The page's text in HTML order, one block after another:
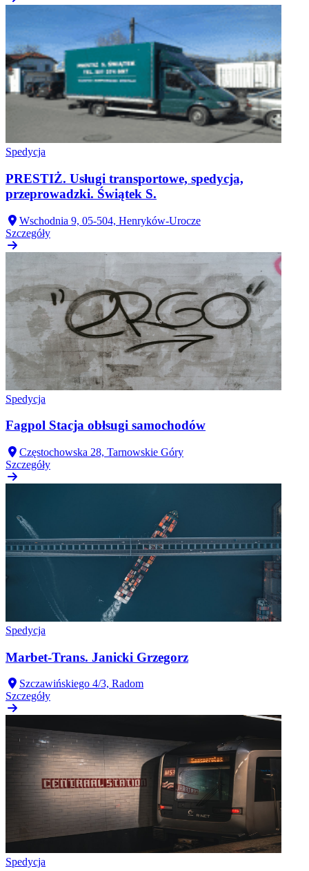
Spedycja
PRESTIŻ. Usługi transportowe, spedycja,
przeprowadzki. Świątek S.
Wschodnia 9, 05-504, Henryków-Urocze
Szczegóły
Spedycja
Fagpol Stacja obłsugi samochodów
Częstochowska 28, Tarnowskie Góry
Szczegóły
Spedycja
Marbet-Trans. Janicki Grzegorz
Szczawińskiego 4/3, Radom
Szczegóły
Spedycja